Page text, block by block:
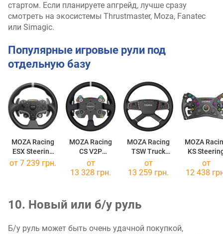
стартом. Если планируете апгрейд, лучше сразу
смотреть на экосистемы Thrustmaster, Moza, Fanatec
или Simagic.
Популярные игровые рули под
отдельную базу
MOZA Racing
ESX Steering
Wheel for PC &
MOZA Racing
CS V2P
Steering Wheel
MOZA Racing
TSW Truck
Wheel
MOZA
KS
Wheel
от 7 239 грн.
от
13 328 грн.
от
13 259 грн.
от
12 438
10. Новый или б/у руль
Б/у руль может быть очень удачной покупкой,